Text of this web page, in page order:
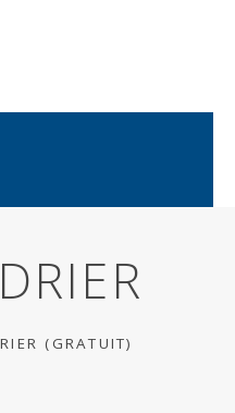
(GRATUIT)